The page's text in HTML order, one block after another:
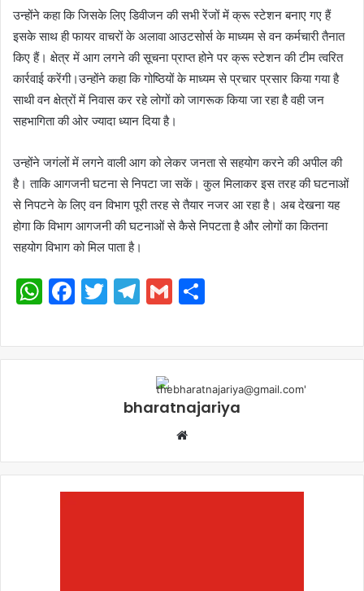
उन्होंने कहा कि जिसके लिए डिवीजन की सभी रेंजों में क्रू स्टेशन बनाए गए हैं
इसके साथ ही फायर वाचरों के अलावा आउटसोर्स के माध्यम से वन कर्मचारी तैनात
किए हैं। क्षेत्र में आग लगने की सूचना प्राप्त होने पर क्रू स्टेशन की टीम त्वरित
कार्रवाई करेंगी।उन्होंने कहा कि गोष्ठियों के माध्यम से प्रचार प्रसार किया गया है
साथी वन क्षेत्रों में निवास कर रहे लोगों को जागरूक किया जा रहा है वही जन
सहभागिता की ओर ज्यादा ध्यान दिया है।
उन्होंने जगंलों में लगने वाली आग को लेकर जनता से सहयोग करने की अपील की
है। ताकि आगजनी घटना से निपटा जा सकें। कुल मिलाकर इस तरह की घटनाओं
से निपटने के लिए वन विभाग पूरी तरह से तैयार नजर आ रहा है। अब देखना यह
होगा कि विभाग आगजनी की घटनाओं से कैसे निपटता है और लोगों का कितना
सहयोग विभाग को मिल पाता है।
WhatsApp
Facebook
Twitter
Telegram
Gmail
bharatnajariya